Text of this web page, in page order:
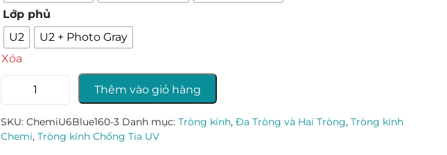
Lớp phủ
U2
U2 + Photo Gray
Xóa
tròng
Chemi
Thêm vào giỏ hàng
SKU: ChemiU6Blue160-3 Danh mục: Tròng kính, Đa Tròng và Hai Tròng, Tròng kính
Chemi, Tròng kính Chống Tia UV